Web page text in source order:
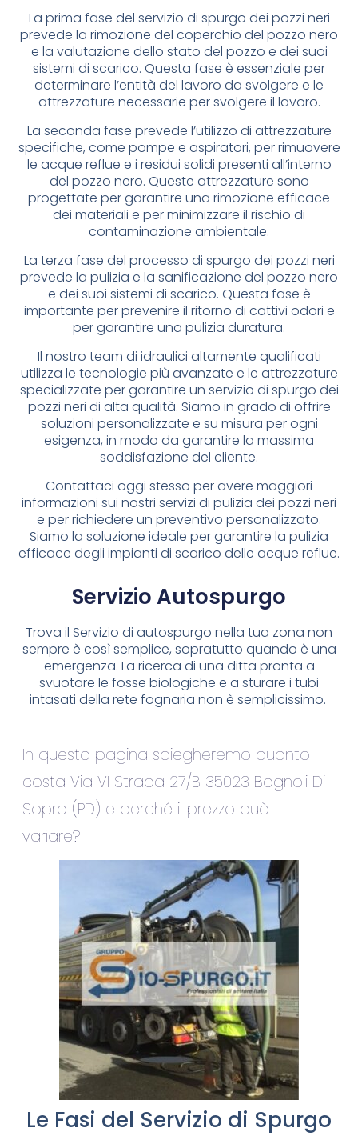
La prima fase del servizio di spurgo dei pozzi neri
prevede la rimozione del coperchio del pozzo nero
e la valutazione dello stato del pozzo e dei suoi
sistemi di scarico. Questa fase è essenziale per
determinare l’entità del lavoro da svolgere e le
attrezzature necessarie per svolgere il lavoro.
La seconda fase prevede l’utilizzo di attrezzature
specifiche, come pompe e aspiratori, per rimuovere
le acque reflue e i residui solidi presenti all’interno
del pozzo nero. Queste attrezzature sono
progettate per garantire una rimozione efficace
dei materiali e per minimizzare il rischio di
contaminazione ambientale.
La terza fase del processo di spurgo dei pozzi neri
prevede la pulizia e la sanificazione del pozzo nero
e dei suoi sistemi di scarico. Questa fase è
importante per prevenire il ritorno di cattivi odori e
per garantire una pulizia duratura.
Il nostro team di idraulici altamente qualificati
utilizza le tecnologie più avanzate e le attrezzature
specializzate per garantire un servizio di spurgo dei
pozzi neri di alta qualità. Siamo in grado di offrire
soluzioni personalizzate e su misura per ogni
esigenza, in modo da garantire la massima
soddisfazione del cliente.
Contattaci oggi stesso per avere maggiori
informazioni sui nostri servizi di pulizia dei pozzi neri
e per richiedere un preventivo personalizzato.
Siamo la soluzione ideale per garantire la pulizia
efficace degli impianti di scarico delle acque reflue.
Servizio Autospurgo
Trova il Servizio di autospurgo nella tua zona non
sempre è così semplice, sopratutto quando è una
emergenza. La ricerca di una ditta pronta a
svuotare le fosse biologiche e a sturare i tubi
intasati della rete fognaria non è semplicissimo.
In questa pagina spiegheremo quanto
costa Via VI Strada 27/B 35023 Bagnoli Di
Sopra (PD) e perché il prezzo può
variare?
Le Fasi del Servizio di Spurgo